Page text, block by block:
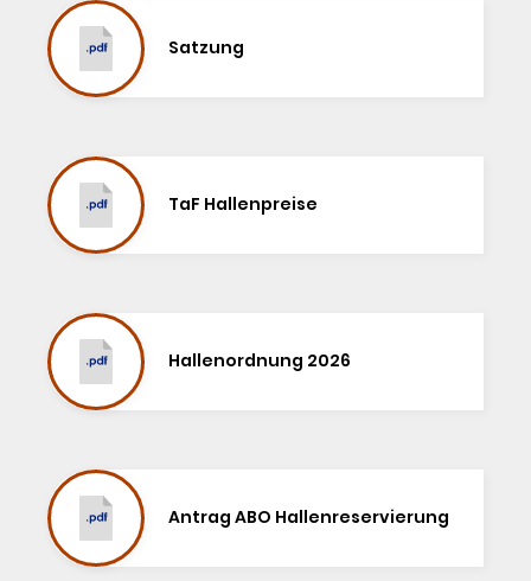
Satzung
TaF Hallenpreise
Hallenordnung 2026
Antrag ABO Hallenreservierung